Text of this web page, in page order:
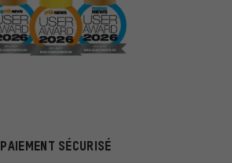
PAIEMENT SÉCURISÉ